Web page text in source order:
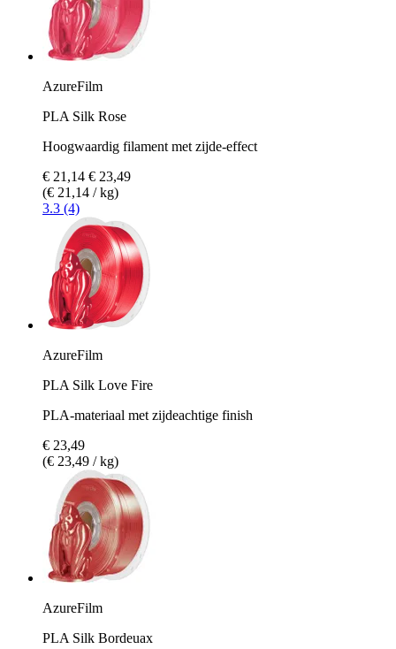
AzureFilm
PLA Silk Rose
Hoogwaardig filament met zijde-effect
€ 21,14 € 23,49
(€ 21,14 / kg)
3.3 (4)
AzureFilm
PLA Silk Love Fire
PLA-materiaal met zijdeachtige finish
€ 23,49
(€ 23,49 / kg)
AzureFilm
PLA Silk Bordeuax